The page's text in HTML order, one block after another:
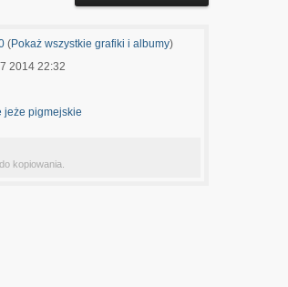
(Pokaż wszystkie grafiki i albumy)
2014 22:32
jeże pigmejskie
kopiowania.